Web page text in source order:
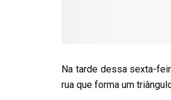
Na tarde dessa sexta-
rua que forma um